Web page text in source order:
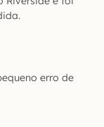
erro de